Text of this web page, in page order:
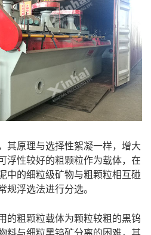
其原理与选择性絮凝一样，增大
浮性较好的粗颗粒作为载体，在
中的细粒级矿物与粗颗粒相互碰
规浮选法进行分选。
的粗颗粒载体为颗粒较粗的黑钨